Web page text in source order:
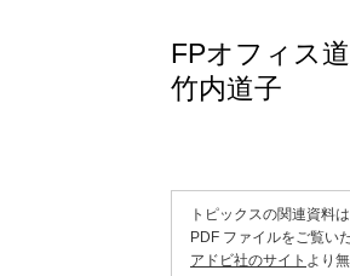
FPオフィス
竹内道子
トピックスの関連資料
PDF ファイルをご覧い
アドビ社のサイト より